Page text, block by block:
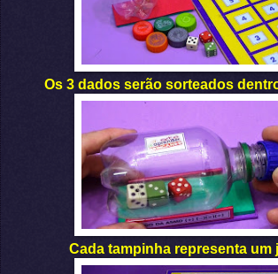
Os 3 dados serão sorteados
Cada tampinha representa um